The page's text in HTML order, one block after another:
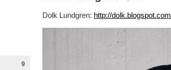
9
Dolk Lundgren: http://dolk.blogspot.com